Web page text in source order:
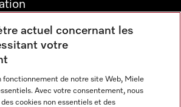
actuel concernant les
votre
fonctionnement de notre site Web, Miele
Avec votre consentement, nous
cookies non essentiels et des